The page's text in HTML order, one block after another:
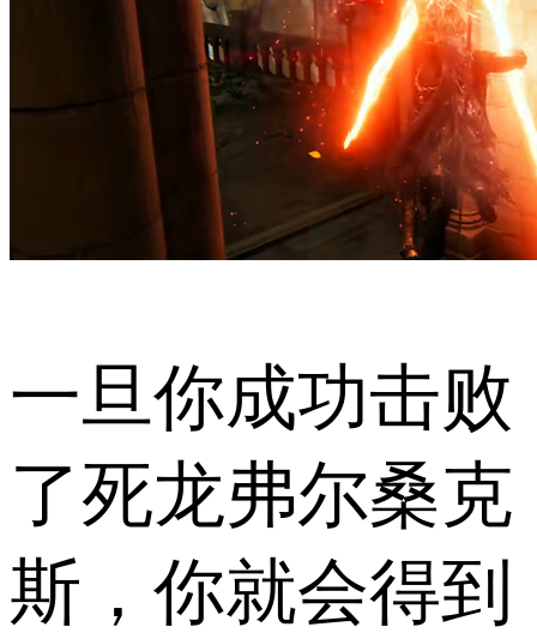
一旦你成功击败
了死龙弗尔桑克
斯，你就会得到